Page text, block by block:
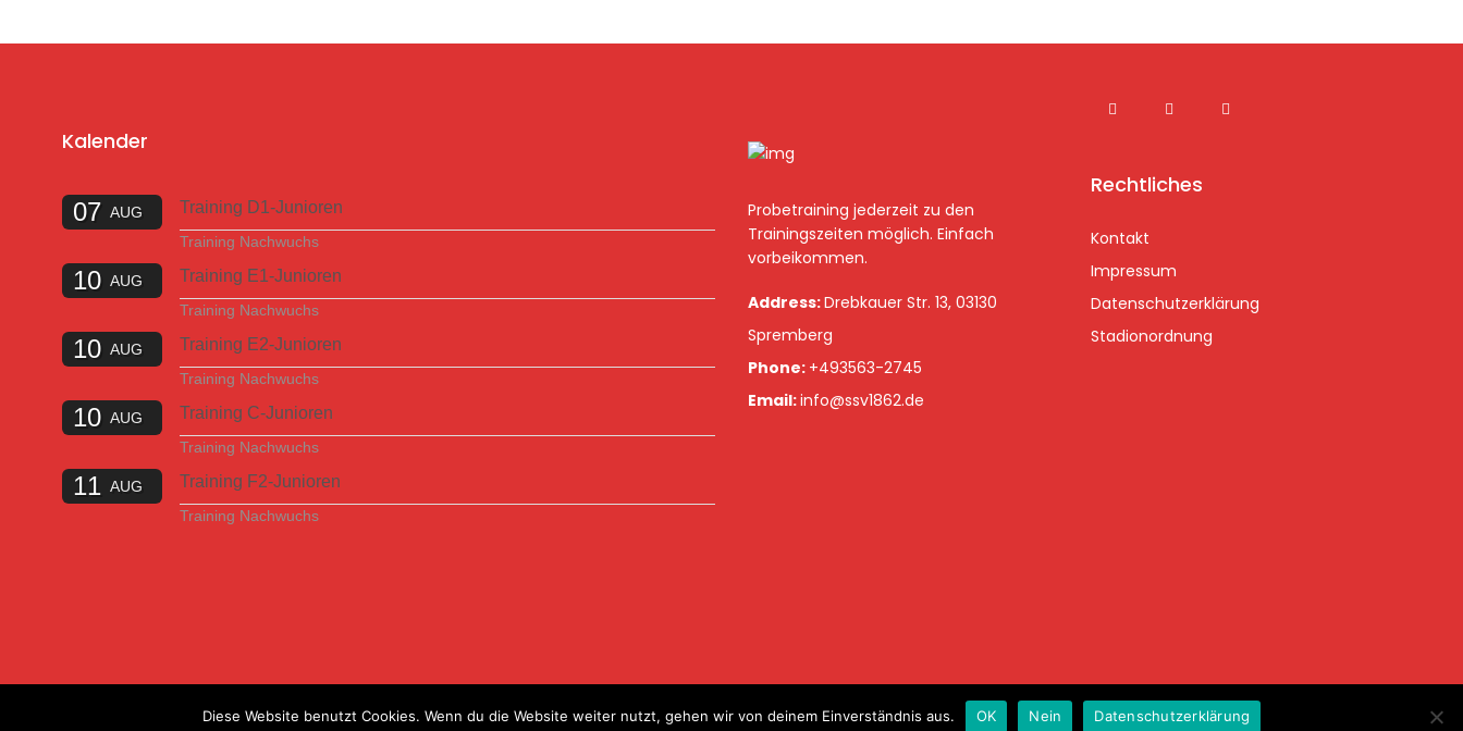
Kalender
07 AUG Training D1-Junioren
Training Nachwuchs
10 AUG Training E1-Junioren
Training Nachwuchs
10 AUG Training E2-Junioren
Training Nachwuchs
10 AUG Training C-Junioren
Training Nachwuchs
11 AUG Training F2-Junioren
Training Nachwuchs
Probetraining jederzeit zu den
Trainingszeiten möglich. Einfach
vorbeikommen.
Address:Drebkauer Str. 13, 03130
Spremberg
Phone: +493563-2745
Email:info@ssv1862.de
Rechtliches
Kontakt
Impressum
Datenschutzerklärung
Stadionordnung
Copyrights © 2020 Spremberger SV 2020 | handcraftet with onelove.group
Diese Website benutzt Cookies. Wenn du die Website weiter nutzt, gehen wir von deinem Einverständnis aus. OK Nein Datenschutzerklärung